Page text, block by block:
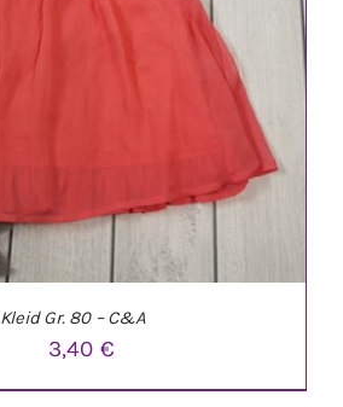
Kleid Gr. 80 – C&A
3,40€